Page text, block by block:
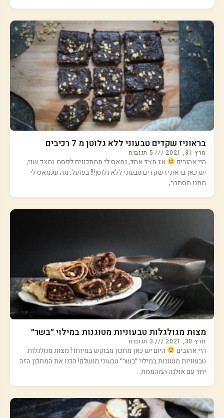
בראוניז שקדים טבעוני ללא גלוטן מ 7 רכיבים
מרץ 31, 2021 5 תגובות
היי אהובים
אז מצד אחד, נמאס לי ממתכונים לפסח. ומצד שני,
יש כאן בראוניז שקדים טבעוני ללא גלוטן!!! בפועל, מה שנמאס לי
ממנו מסתבר,
מצות מגולגלות טבעוניות מטוגנות במילוי ״בשר״
מרץ 30, 2021 3 תגובות
היי אהובים
היום יש כאן מתכון מבוקש במיוחד! מצות מגולגלות
טבעוניות מטוגנות במילוי ״בשר״ טבעוני מושלם! הכנו את המתכון הזה
יחד עם אולגה המהממת